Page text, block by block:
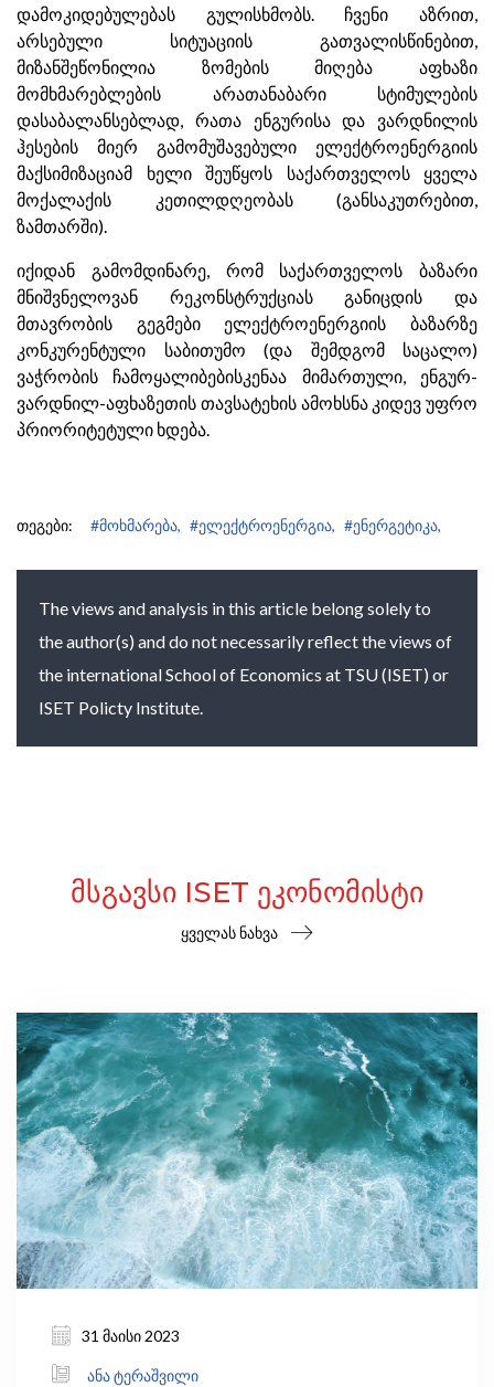
დამოკიდებულებას გულისხმობს. ჩვენი აზრით,
არსებული სიტუაციის გათვალისწინებით,
მიზანშეწონილია ზომების მიღება აფხაზი
მომხმარებლების არათანაბარი სტიმულების
დასაბალანსებლად, რათა ენგურისა და ვარდნილის
ჰესების მიერ გამომუშავებული ელექტროენერგიის
მაქსიმიზაციამ ხელი შეუწყოს საქართველოს ყველა
მოქალაქის კეთილდღეობას (განსაკუთრებით,
ზამთარში).
იქიდან გამომდინარე, რომ საქართველოს ბაზარი
მნიშვნელოვან რეკონსტრუქციას განიცდის და
მთავრობის გეგმები ელექტროენერგიის ბაზარზე
კონკურენტული საბითუმო (და შემდგომ საცალო)
ვაჭრობის ჩამოყალიბებისკენაა მიმართული, ენგურ-
ვარდნილ-აფხაზეთის თავსატეხის ამოხსნა კიდევ უფრო
პრიორიტეტული ხდება.
თეგები: #მოხმარება, #ელექტროენერგია, #ენერგეტიკა,
The views and analysis in this article belong solely to
the author(s) and do not necessarily reflect the views of
the international School of Economics at TSU (ISET) or
ISET Policty Institute.
ᲛᲡᲒᲐᲕᲡᲘ ISET ᲔᲙᲝᲜᲝᲛᲘᲡᲢᲘ
ყველას ნახვა
31 მაისი 2023
ანა ტერაშვილი